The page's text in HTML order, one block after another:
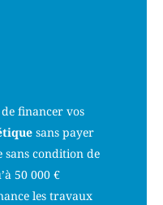
financer vos
sans payer
sans condition de
50 000 €
les travaux